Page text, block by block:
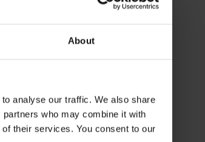
About
analyse our traffic. We also share
who may combine it with
their services. You consent to our